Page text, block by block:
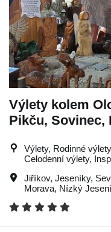
Výlety kolem
Pikču, Sovinec,
Výlety, Rodinné
Celodenní výlety,
Jiříkov, Jeseníky,
Morava, Nízký